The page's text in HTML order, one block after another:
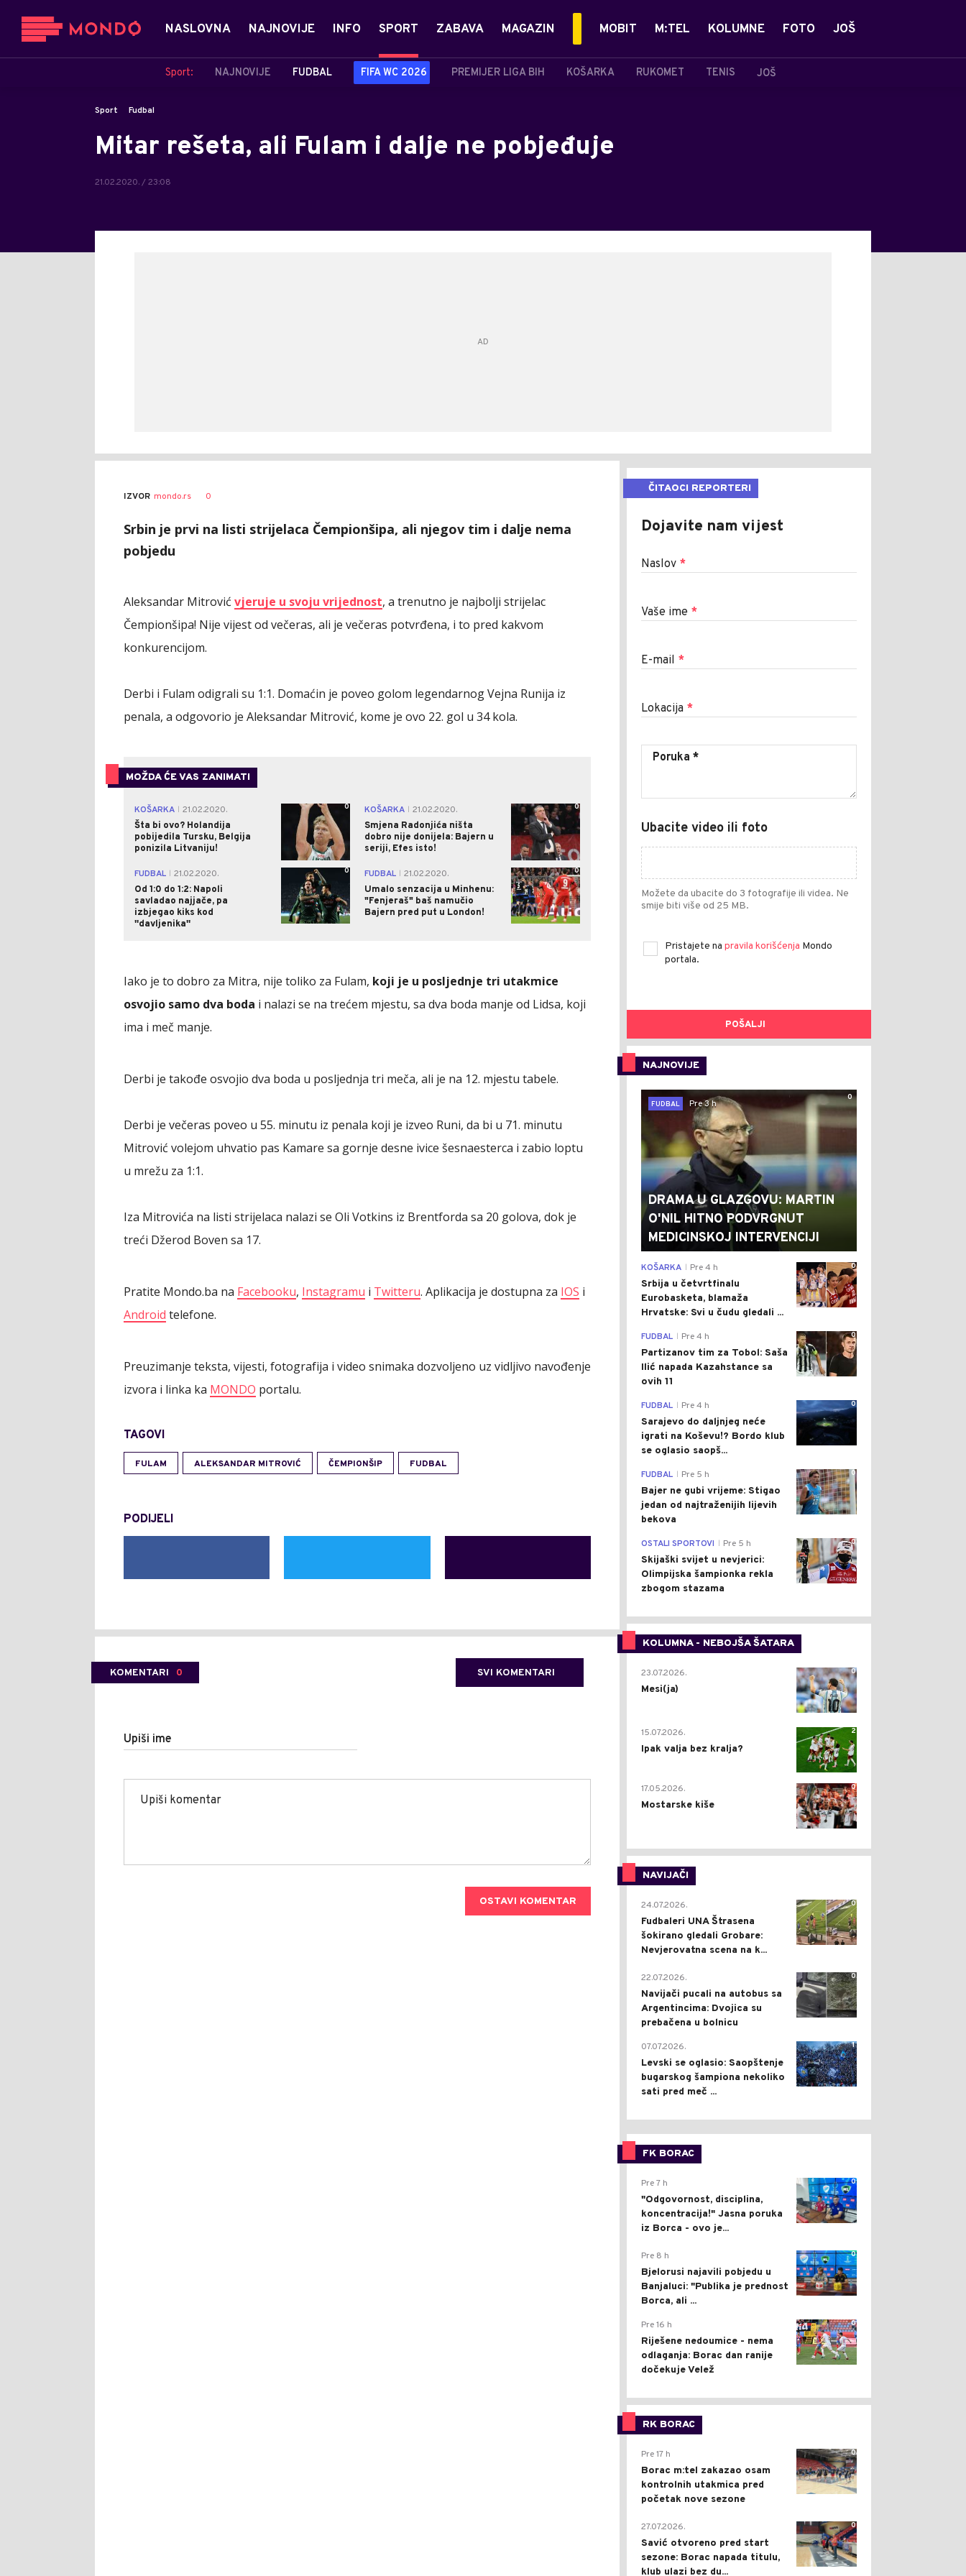
NASLOVNA NAJNOVIJE INFO SPORT
Sport: NAJNOVIJE FUDBAL FIFA WC 2026 PREMIJER LIGA BIH KOŠARKA RUKOMET TENIS JOŠ
ZABAVA MAGAZIN MOBIT M:TEL KOLUMNE FOTO JOŠ
Sport Fudbal
Mitar rešeta, ali Fulam i dalje ne pobjeđuje
21.02.2020. / 23:08
IZVOR mondo.rs 0
Srbin je prvi na listi strijelaca Čempionšipa, ali njegov tim i dalje nema
pobjedu
Aleksandar Mitrović vjeruje u svoju vrijednost, a trenutno je najbolji strijelac
Čempionšipa! Nije vijest od večeras, ali je večeras potvrđena, i to pred kakvom
konkurencijom.
Derbi i Fulam odigrali su 1:1. Domaćin je poveo golom legendarnog Vejna Runija iz
penala, a odgovorio je Aleksandar Mitrović, kome je ovo 22. gol u 34 kola.
MOŽDA ĆE VAS ZANIMATI
KOŠARKA
21.02.2020.
Šta bi ovo? Holandija
pobijedila Tursku, Belgija
ponizila Litvaniju!
0 KOŠARKA
21.02.2020.
Smjena Radonjića ništa
dobro nije donijela: Bajern u
seriji, Efes isto!
0
FUDBAL
21.02.2020.
Od 1:0 do 1:2: Napoli
savladao najjače, pa
izbjegao kiks kod
''davljenika''
0 FUDBAL
21.02.2020.
Umalo senzacija u Minhenu:
"Fenjeraš" baš namučio
Bajern pred put u London!
0
Iako je to dobro za Mitra, nije toliko za Fulam, koji je u posljednje tri utakmice
osvojio samo dva boda i nalazi se na trećem mjestu, sa dva boda manje od Lidsa, koji
ima i meč manje.
Derbi je takođe osvojio dva boda u posljednja tri meča, ali je na 12. mjestu tabele.
Derbi je večeras poveo u 55. minutu iz penala koji je izveo Runi, da bi u 71. minutu
Mitrović volejom uhvatio pas Kamare sa gornje desne ivice šesnaesterca i zabio loptu
u mrežu za 1:1.
Iza Mitrovića na listi strijelaca nalazi se Oli Votkins iz Brentforda sa 20 golova, dok je
treći Džerod Boven sa 17.
Pratite Mondo.ba na Facebooku, Instagramu i Twitteru. Aplikacija je dostupna za IOS i
Android telefone.
Preuzimanje teksta, vijesti, fotografija i video snimaka dozvoljeno uz vidljivo navođenje
izvora i linka ka MONDO portalu.
TAGOVI
FULAM ALEKSANDAR MITROVIĆ ČEMPIONŠIP FUDBAL
PODIJELI
KOMENTARI 0 SVI KOMENTARI
Upiši ime
OSTAVI KOMENTAR
ČITAOCI REPORTERI
Dojavite nam vijest
Naslov *
Vaše ime *
E-mail *
Lokacija *
Ubacite video ili foto
Možete da ubacite do 3 fotografije ili videa. Ne
smije biti više od 25 MB.
Pristajete na pravila korišćenja Mondo
portala.
POŠALJI
NAJNOVIJE
0
FUDBAL
Pre 3 h
DRAMA U GLAZGOVU: MARTIN
O'NIL HITNO PODVRGNUT
MEDICINSKOJ INTERVENCIJI
0
KOŠARKA Pre 4 h
Srbija u četvrtfinalu
Eurobasketa, blamaža
Hrvatske: Svi u čudu gledali ...
0
FUDBAL Pre 4 h
Partizanov tim za Tobol: Saša
Ilić napada Kazahstance sa
ovih 11
0
FUDBAL Pre 4 h
Sarajevo do daljnjeg neće
igrati na Koševu!? Bordo klub
se oglasio saopš...
0
FUDBAL Pre 5 h
Bajer ne gubi vrijeme: Stigao
jedan od najtraženijih lijevih
bekova
0
OSTALI SPORTOVI Pre 5 h
Skijaški svijet u nevjerici:
Olimpijska šampionka rekla
zbogom stazama
KOLUMNA - NEBOJŠA ŠATARA
0
23.07.2026.
Mesi(ja)
2
15.07.2026.
Ipak valja bez kralja?
0
17.05.2026.
Mostarske kiše
NAVIJAČI
0
24.07.2026.
Fudbaleri UNA Štrasena
šokirano gledali Grobare:
Nevjerovatna scena na k...
0
22.07.2026.
Navijači pucali na autobus sa
Argentincima: Dvojica su
prebačena u bolnicu
1
07.07.2026.
Levski se oglasio: Saopštenje
bugarskog šampiona nekoliko
sati pred meč ...
FK BORAC
0
Pre 7 h
"Odgovornost, disciplina,
koncentracija!" Jasna poruka
iz Borca - ovo je...
0
Pre 8 h
Bjelorusi najavili pobjedu u
Banjaluci: "Publika je prednost
Borca, ali ...
0
Pre 16 h
Riješene nedoumice - nema
odlaganja: Borac dan ranije
dočekuje Velež
RK BORAC
0
Pre 17 h
Borac m:tel zakazao osam
kontrolnih utakmica pred
početak nove sezone
0
27.07.2026.
Savić otvoreno pred start
sezone: Borac napada titulu,
klub ulazi bez du...